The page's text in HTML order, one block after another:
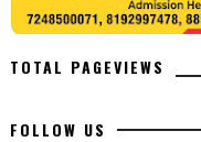
TOTAL PAGEVIEWS
FOLLOW US